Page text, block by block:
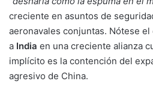
creciente en asuntos de
aeronavales conjuntas. Nótese
a India en una creciente alianza
implícito es la contención del
agresivo de China.